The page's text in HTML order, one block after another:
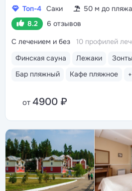
Топ-4 Саки
50 м до пляжа
8.2
6 отзывов
Финская сауна Лежаки Зонты
Бар пляжный
Кафе пляжное
С лечением и без 10 профилей
от 4900 ₽